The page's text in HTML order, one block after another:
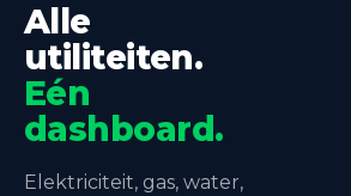
Alle
utiliteiten.
Eén
dashboard.
Elektriciteit, gas, water,